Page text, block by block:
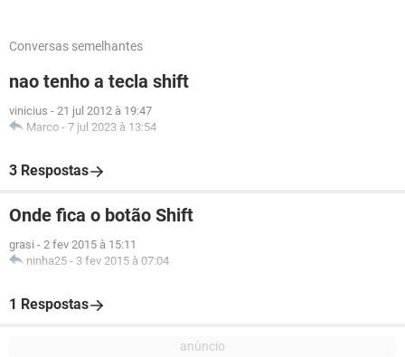
Conversas semelhantes
nao tenho a tecla shift
vinicius - 21 jul 2012 à 19:47
Marco - 7 jul 2023 à 13:54
3 Respostas
Onde fica o botão Shift
grasi - 2 fev 2015 à 15:11
ninha25 - 3 fev 2015 à 07:04
1 Respostas